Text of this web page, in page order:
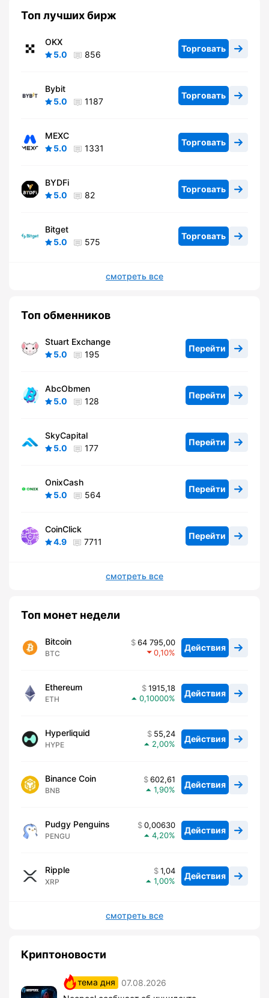
Топ лучших бирж
OKX
5.0
856
Торговать
Bybit
5.0
1187
Торговать
MEXC
5.0
1331
Торговать
BYDFi
5.0
82
Торговать
Bitget
5.0
575
Торговать
смотреть все
Топ обменников
Stuart Exchange
5.0
195
Перейти
AbcObmen
5.0
128
Перейти
SkyCapital
5.0
177
Перейти
OnixCash
5.0
564
Перейти
CoinClick
4.9
7711
Перейти
смотреть все
Топ монет недели
Bitcoin
BTC
64 795,00
0,10
Действия
Ethereum
ETH
1915,18
0,10000
Действия
Hyperliquid
HYPE
55,24
2,00
Действия
Binance Coin
BNB
602,61
1,90
Действия
Pudgy Penguins
PENGU
0,00630
4,20
Действия
Ripple
XRP
1,04
1,00
Действия
смотреть все
Криптоновости
тема дня
07.08.2026